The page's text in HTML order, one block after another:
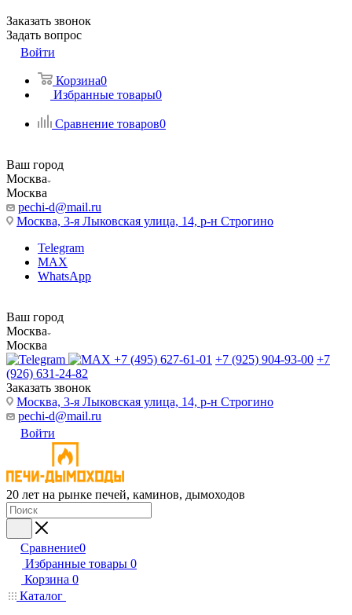
Заказать звонок
Задать вопрос
Войти
Корзина0
Избранные товары0
Сравнение товаров0
Ваш город
Москва
Москва
pechi-d@mail.ru
Москва, 3-я Лыковская улица, 14, р-н Строгино
Telegram
MAX
WhatsApp
Ваш город
Москва
Москва
+7 (495) 627-61-01 +7 (925) 904-93-00 +7
(926) 631-24-82
Заказать звонок
Москва, 3-я Лыковская улица, 14, р-н Строгино
pechi-d@mail.ru
Войти
20 лет на рынке печей, каминов, дымоходов
Сравнение0
Избранные товары 0
Корзина 0
Каталог